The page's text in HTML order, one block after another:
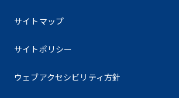
サイトマップ
サイトポリシー
ウェブアクセシビリティ方針